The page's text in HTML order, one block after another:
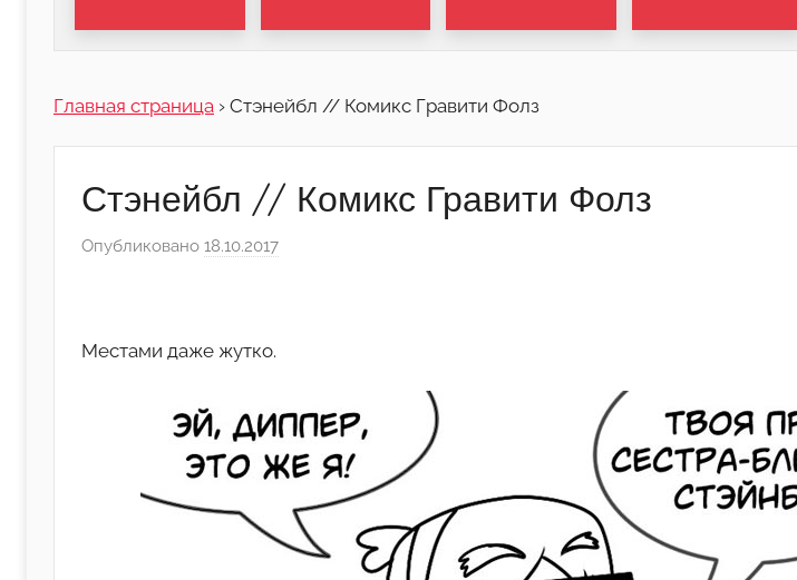
Главная страница › Стэнейбл // Комикс Гравити Фолз
Стэнейбл // Комикс Гравити Фолз
Опубликовано 18.10.2017
м
А
р
ё
Местами даже жутко.